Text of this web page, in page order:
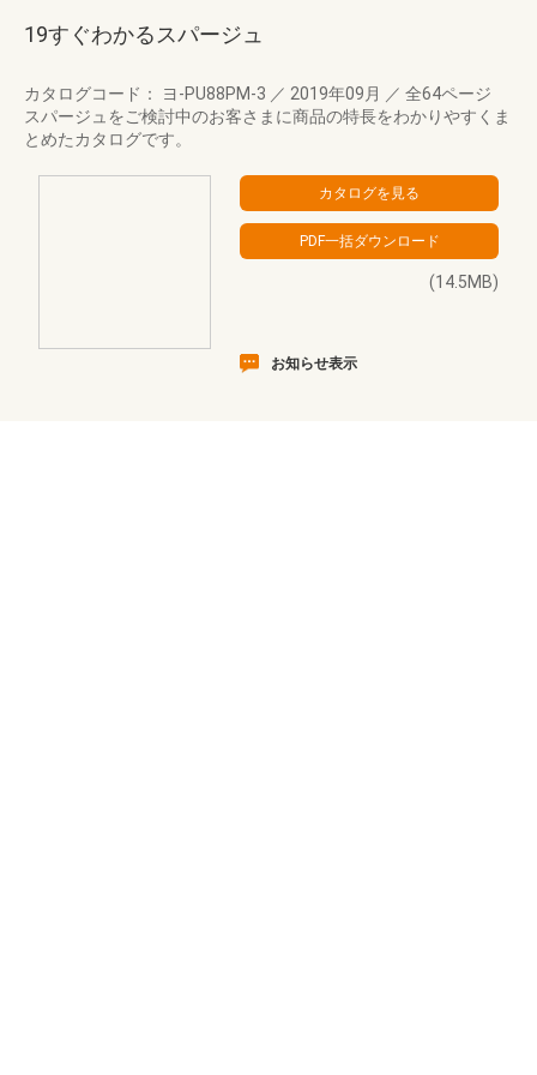
19すぐわかるスパージュ
カタログコード： ヨ-PU88PM-3 ／ 2019年09月 ／ 全64ページ
スパージュをご検討中のお客さまに商品の特長をわかりやすくま
とめたカタログです。
(14.5MB)
お知らせ表示